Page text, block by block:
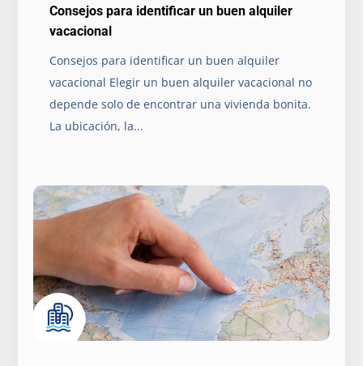
Consejos para identificar un buen alquiler
vacacional
Consejos para identificar un buen alquiler
vacacional Elegir un buen alquiler vacacional no
depende solo de encontrar una vivienda bonita.
La ubicación, la...